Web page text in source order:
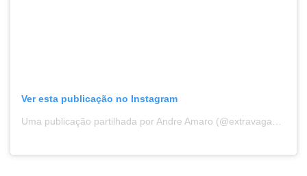
Ver esta publicação no Instagram